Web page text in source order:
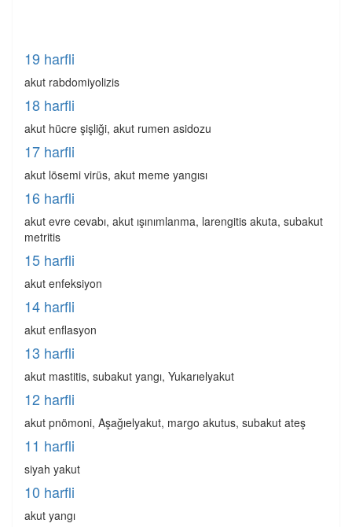
19 harfli
akut rabdomiyolizis
18 harfli
akut hücre şişliği, akut rumen asidozu
17 harfli
akut lösemi virüs, akut meme yangısı
16 harfli
akut evre cevabı, akut ışınımlanma, larengitis akuta, subakut
metritis
15 harfli
akut enfeksiyon
14 harfli
akut enflasyon
13 harfli
akut mastitis, subakut yangı, Yukarıelyakut
12 harfli
akut pnömoni, Aşağıelyakut, margo akutus, subakut ateş
11 harfli
siyah yakut
10 harfli
akut yangı